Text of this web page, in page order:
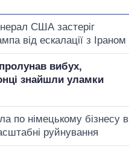
США застеріг
від ескалації з Іраном
вибух,
знайшли уламки
по німецькому бізнесу в
руйнування